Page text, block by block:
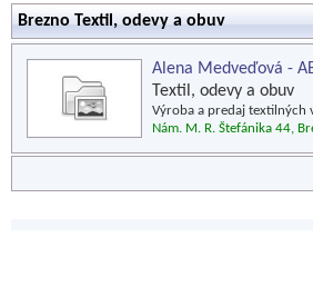
Brezno Textil, odevy a obuv
Alena Medveďová -
Textil, odevy a obuv
Výroba a predaj textilných
Nám. M. R. Štefánika 44,